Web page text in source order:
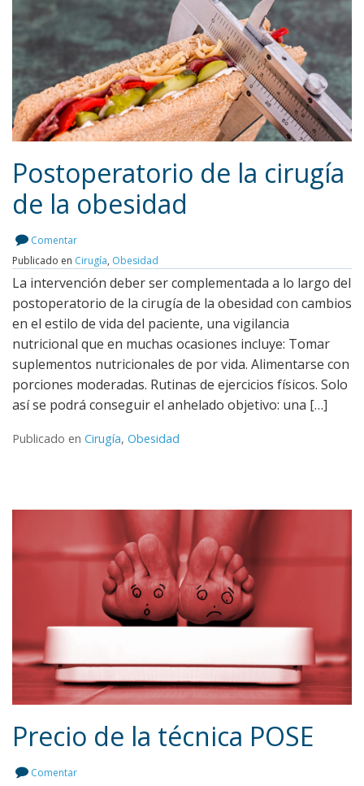
Postoperatorio de la cirugía
de la obesidad
Comentar
Publicado en Cirugía, Obesidad
La intervención deber ser complementada a lo largo del
postoperatorio de la cirugía de la obesidad con cambios
en el estilo de vida del paciente, una vigilancia
nutricional que en muchas ocasiones incluye: Tomar
suplementos nutricionales de por vida. Alimentarse con
porciones moderadas. Rutinas de ejercicios físicos. Solo
así se podrá conseguir el anhelado objetivo: una […]
Publicado en Cirugía, Obesidad
Precio de la técnica POSE
Comentar